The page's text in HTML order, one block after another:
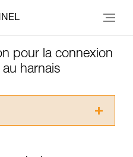
pour la connexion
harnais